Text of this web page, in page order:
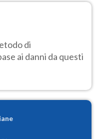
di
ai danni da questi